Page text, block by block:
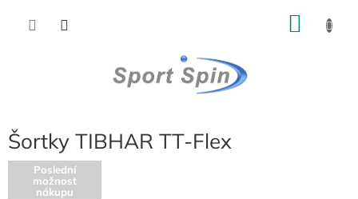
Šortky TIBHAR TT-Flex
Poslední
možnost
nákupu